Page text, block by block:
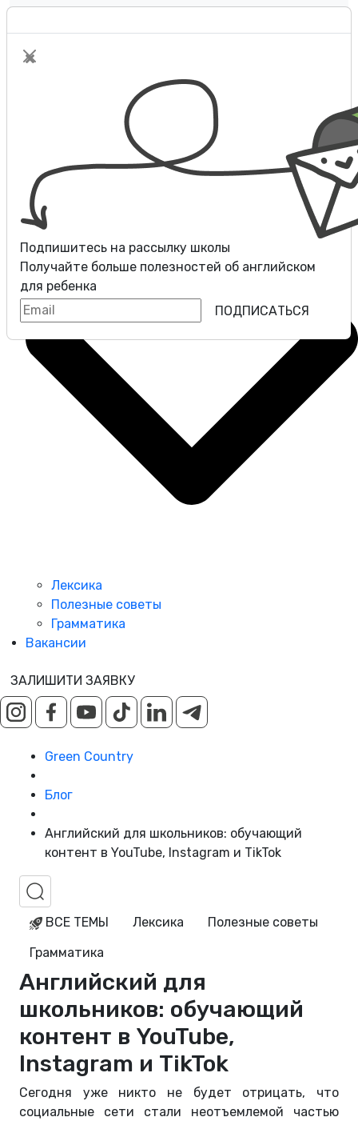
Разговорные клубы
Блог
Лексика
Полезные советы
Грамматика
Вакансии
ЗАЛИШИТИ ЗАЯВКУ
Green Country
Блог
Английский для школьников: обучающий
контент в YouTube, Instagram и TikTok
ВСЕ ТЕМЫ Лексика
Полезные советы
Грамматика
Английский для
школьников: обучающий
контент в YouTube,
Instagram и TikTok
Сегодня уже никто не будет отрицать, что
социальные сети стали неотъемлемой частью
Подпишитесь на рассылку школы
Получайте больше полезностей об английском
для ребенка
ПОДПИСАТЬСЯ